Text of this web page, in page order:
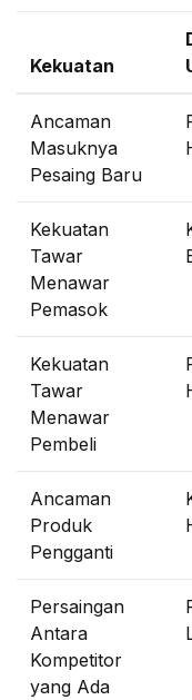
Kekuatan
Ancaman
Masuknya
Pesaing Baru
Kekuatan
Tawar
Menawar
Pemasok
Kekuatan
Tawar
Menawar
Pembeli
Ancaman
Produk
Pengganti
Persaingan
Antara
Kompetitor
yang Ada